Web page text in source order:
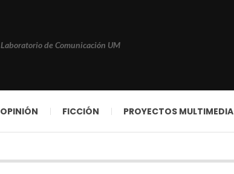
Laboratorio de Comunicación UM
OPINIÓN FICCIÓN PROYECTOS MULTIMEDIA